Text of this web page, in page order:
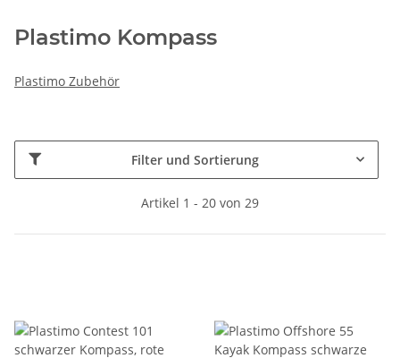
Plastimo Kompass
Plastimo Zubehör
Filter und Sortierung
Artikel 1 - 20 von 29